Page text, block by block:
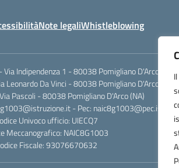
Note legaliWhistleblowing
Via Indipendenza 1 - 80038 Pomigliano D'Arco (NA)
Leonardo Da Vinci - 80038 Pomigliano D'Arco (NA)
Pascoli - 80038 Pomigliano D'Arco (NA)
- Pec:
Univoco ufficio: UIECQ7
Meccanografico: NAIC8G1003
Fiscale: 93076670632